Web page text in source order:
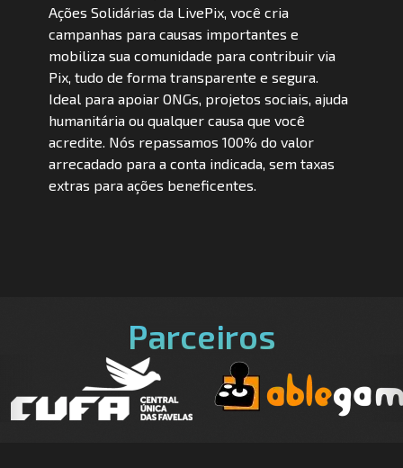
Ações Solidárias da LivePix, você cria
campanhas para causas importantes e
mobiliza sua comunidade para contribuir via
Pix, tudo de forma transparente e segura.
Ideal para apoiar ONGs, projetos sociais, ajuda
humanitária ou qualquer causa que você
acredite. Nós repassamos 100% do valor
arrecadado para a conta indicada, sem taxas
extras para ações beneficentes.
Parceiros